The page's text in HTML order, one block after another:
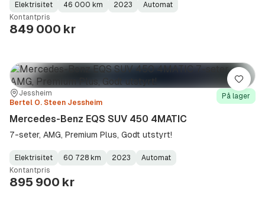
Fuel
Type:
Elektrisitet
Kilometerstand:
46 000 km
Model
Year:
2023
Gearbox
Type:
Automat
Kontantpris
849 000 kr
Sted:Jessheim
Forhandler:
Bertel O. Steen Jessheim
På lager
Mercedes-Benz EQS SUV 450 4MATIC
7-seter, AMG, Premium Plus, Godt utstyrt!
Fuel
Type:
Elektrisitet
Kilometerstand:
60 728 km
Model
Year:
2023
Gearbox
Type:
Automat
Kontantpris
895 900 kr
Lagre